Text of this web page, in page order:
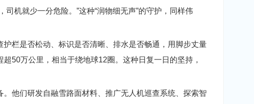
机就少一分危险。”这种“润物细无声”的守护，同样伟
栏是否松动、标识是否清晰、排水是否畅通，用脚步丈量
50万公里，相当于绕地球12圈。这种日复一日的坚持，
们研发自融雪路面材料、推广无人机巡查系统、探索智